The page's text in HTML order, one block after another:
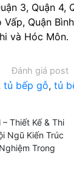
3, Quận 4,
Vấp, Quận
và Hóc Môn.
Đánh giá post
tủ bếp gỗ, tủ
Thiết Kế & Thi
Ngũ Kiến Trúc
Trong